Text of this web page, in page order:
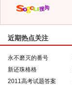
近期热点关注
永不磨灭的番号
新还珠格格
2011高考试题答案